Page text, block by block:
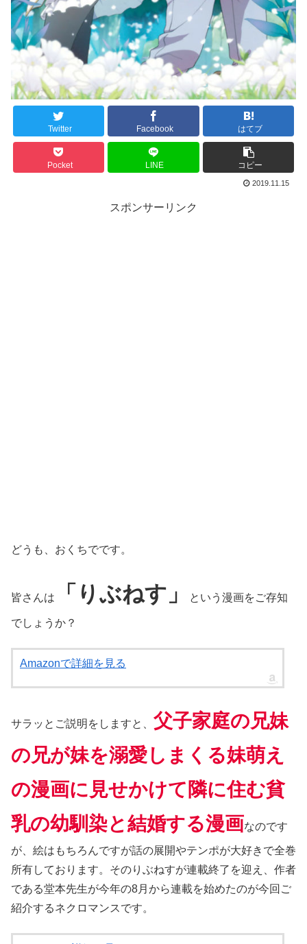
Twitter Facebook はてブ
Pocket LINE コピー
2019.11.15
スポンサーリンク
どうも、おくちでです。
皆さんは 「りぶねす」 という漫画をご存知
でしょうか？
Amazonで詳細を見る
サラッとご説明をしますと、 父子家庭の兄妹
の兄が妹を溺愛しまくる妹萌え
の漫画に見せかけて隣に住む貧
乳の幼馴染と結婚する漫画なのです
が、絵はもちろんですが話の展開やテンポが大好きで全巻
所有しております。そのりぶねすが連載終了を迎え、作者
である堂本先生が今年の8月から連載を始めたのが今回ご
紹介するネクロマンスです。